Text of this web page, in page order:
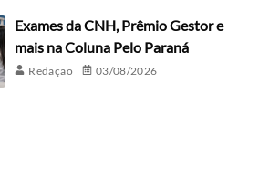
Exames da CNH, Prêmio Gestor e
mais na Coluna Pelo Paraná
Redação 03/08/2026